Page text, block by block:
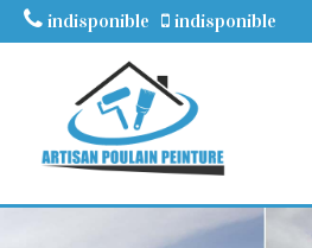
indisponible indisponible